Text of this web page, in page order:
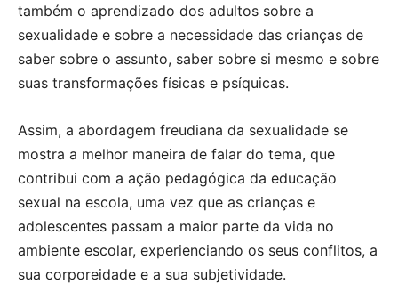
também o aprendizado dos adultos sobre a
sexualidade e sobre a necessidade das crianças de
saber sobre o assunto, saber sobre si mesmo e sobre
suas transformações físicas e psíquicas.
Assim, a abordagem freudiana da sexualidade se
mostra a melhor maneira de falar do tema, que
contribui com a ação pedagógica da educação
sexual na escola, uma vez que as crianças e
adolescentes passam a maior parte da vida no
ambiente escolar, experienciando os seus conflitos, a
sua corporeidade e a sua subjetividade.